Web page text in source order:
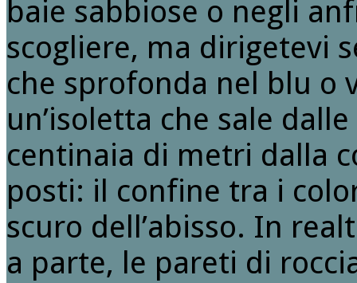
baie sabbiose o negli
scogliere, ma dirigetevi
che sprofonda nel blu o
un’isoletta che sale
centinaia di metri dalla
posti: il confine tra i
scuro dell’abisso. In
a parte, le pareti di